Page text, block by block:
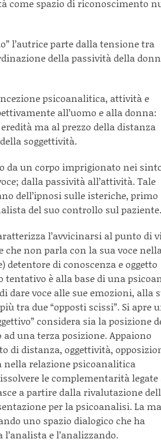
come spazio di riconoscimento
l’autrice parte dalla tensione tra
della passività della
psicoanalitica, attività e
all’uomo e alla donna:
ma al prezzo della distanza
soggettività.
da un corpo imprigionato nei
dalla passività all’attività. Tale
dell’ipnosi sulle isteriche, primo
del suo controllo sul paziente.
l’avvicinarsi al punto di
che non parla con la sua voce
di conoscenza e oggetto
tentativo è alla base di una
dare voce alle sue emozioni, alla
tra due “opposti scissi”. Si apre
considera sia la posizione
una terza posizione. Appaiono
di distanza, oggettività,
nella relazione psicoanalitica
le complementarità legate
a partire dalla rivalutazione
per la psicoanalisi. La
uno spazio dialogico che ha
e l’analizzando.